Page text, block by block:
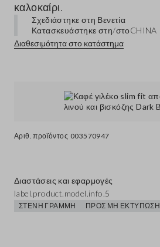
Αριθ. προϊόντος 003570947
καλοκαίρι.
Σχεδιάστηκε στη Βενετία
Κατασκευάστηκε στη/στοCHINA
Διαθεσιμότητα στο κατάστημα
Διαστάσεις και εφαρμογές
label.product.model.info.5
ΣΤΕΝΉ ΓΡΑΜΜΉ ΠΡΟΣ ΜΗ ΕΚΤΎΠΩΣΗ